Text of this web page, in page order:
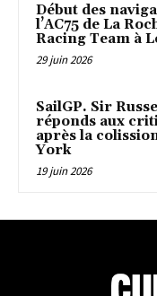
Début des
l’AC75 de La
Racing Team à
29 juin 2026
SailGP. Sir
réponds aux
après la
York
19 juin 2026